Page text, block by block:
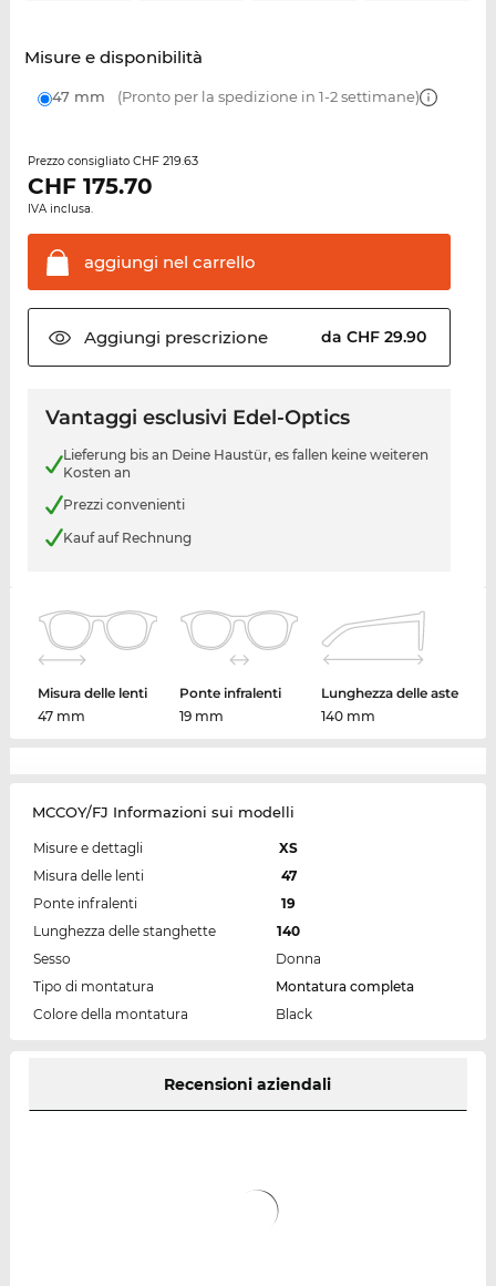
Misure e disponibilità
47 mm (Pronto per la spedizione in 1-2 settimane)
Prezzo consigliato CHF 219.63
CHF 175.70
IVA inclusa.
aggiungi nel carrello
Aggiungi prescrizione da CHF 29.90
Vantaggi esclusivi Edel-Optics
Lieferung bis an Deine Haustür, es fallen keine weiteren
Kosten an
Prezzi convenienti
Kauf auf Rechnung
Misura delle lenti
47 mm
Ponte infralenti
19 mm
Lunghezza delle aste
140 mm
MCCOY/FJ Informazioni sui modelli
Misure e dettagli
XS
Misura delle lenti
47
Ponte infralenti
19
Lunghezza delle stanghette
140
Sesso
Donna
Tipo di montatura
Montatura completa
Colore della montatura
Black
Recensioni aziendali